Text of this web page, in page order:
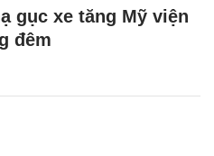
gục xe tăng Mỹ viện
đêm